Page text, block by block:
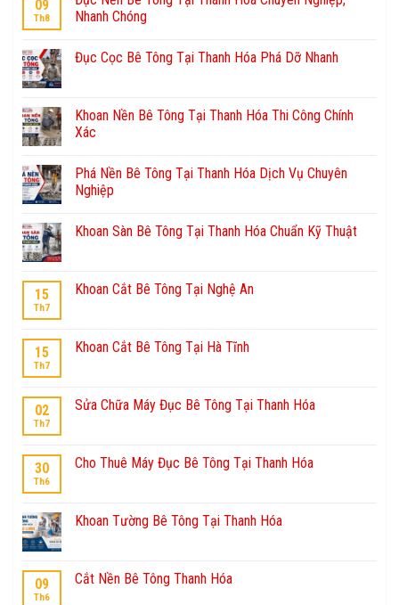
09
Th8
Nhanh Chóng
Đục Cọc Bê Tông Tại Thanh Hóa Phá Dỡ Nhanh
Khoan Nền Bê Tông Tại Thanh Hóa Thi Công Chính
Xác
Phá Nền Bê Tông Tại Thanh Hóa Dịch Vụ Chuyên
Nghiệp
Khoan Sàn Bê Tông Tại Thanh Hóa Chuẩn Kỹ Thuật
15
Th7
Khoan Cắt Bê Tông Tại Nghệ An
15
Th7
Khoan Cắt Bê Tông Tại Hà Tĩnh
02
Th7
Sửa Chữa Máy Đục Bê Tông Tại Thanh Hóa
30
Th6
Cho Thuê Máy Đục Bê Tông Tại Thanh Hóa
Khoan Tường Bê Tông Tại Thanh Hóa
09
Th6
Cắt Nền Bê Tông Thanh Hóa